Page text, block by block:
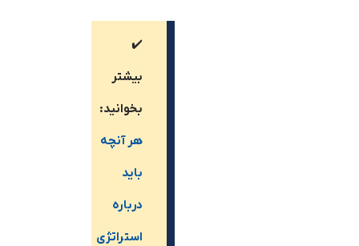
✔️
بیشتر
بخوانید:
هر آنچه
باید
درباره
استراتژی